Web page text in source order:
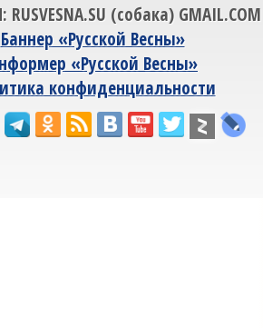
(собака) GMAIL.COM
Баннер «Русской Весны»
«Русской Весны»
конфиденциальности